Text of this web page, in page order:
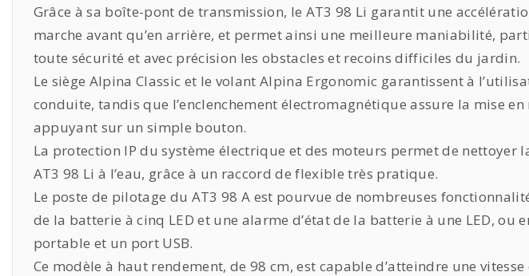
Grâce à sa boîte-pont de transmission, le AT3 98 Li garantit une
marche avant qu’en arrière, et permet ainsi une meilleure maniabilité,
toute sécurité et avec précision les obstacles et recoins difficiles du jardin.
Le siège Alpina Classic et le volant Alpina Ergonomic garantissent à
conduite, tandis que l’enclenchement électromagnétique assure la mise en
appuyant sur un simple bouton.
La protection IP du système électrique et des moteurs permet de
AT3 98 Li à l’eau, grâce à un raccord de flexible très pratique.
Le poste de pilotage du AT3 98 A est pourvue de nombreuses
de la batterie à cinq LED et une alarme d’état de la batterie à une LED, ou
portable et un port USB.
Ce modèle à haut rendement, de 98 cm, est capable d’atteindre une